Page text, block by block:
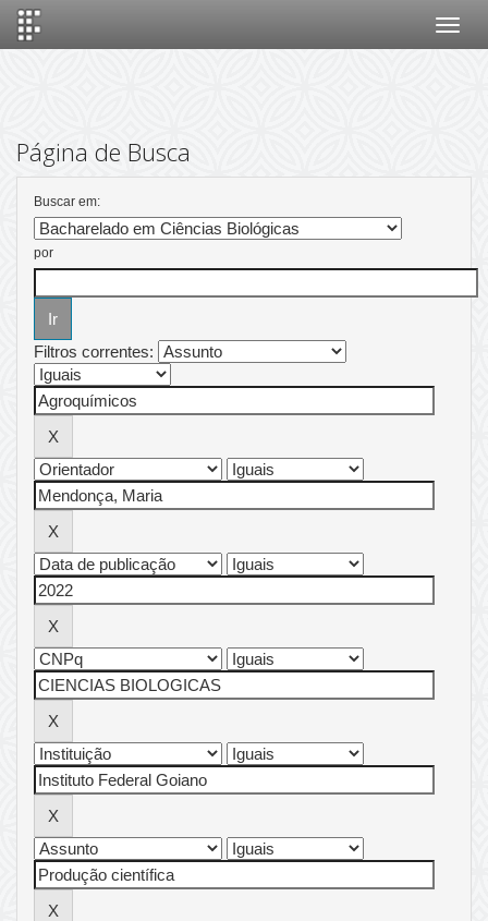
Página de Busca
Buscar em:
por
Filtros correntes: